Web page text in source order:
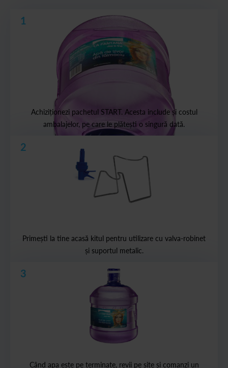
1
Achiziționezi pachetul START. Acesta include și costul
ambalajelor, pe care le plătești o singură dată.
2
Primești la tine acasă kitul pentru utilizare cu valva-robinet
și suportul metalic.
3
Când apa este pe terminate, revii pe site și comanzi un